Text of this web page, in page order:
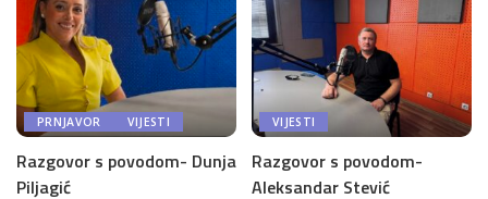
PRNJAVOR VIJESTI
Razgovor s povodom- Dunja
Piljagić
VIJESTI
Razgovor s povodom-
Aleksandar Stević